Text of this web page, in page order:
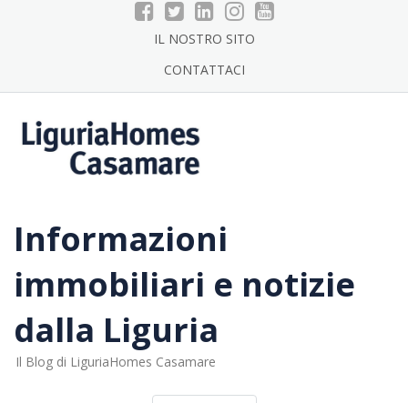
IL NOSTRO SITO
CONTATTACI
Informazioni
immobiliari e notizie
dalla Liguria
Il Blog di LiguriaHomes Casamare